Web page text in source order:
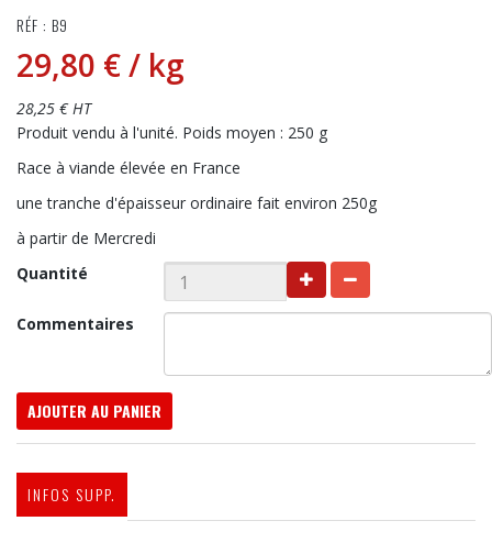
RÉF : B9
29,80 €/ kg
28,25 € HT
Produit vendu à l'unité. Poids moyen : 250 g
Race à viande élevée en France
une tranche d'épaisseur ordinaire fait environ 250g
à partir de Mercredi
Quantité
Commentaires
AJOUTER AU PANIER
INFOS SUPP.